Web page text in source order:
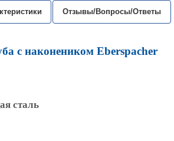
Отзывы/Вопросы/Ответы
с наконеником Eberspacher
сталь